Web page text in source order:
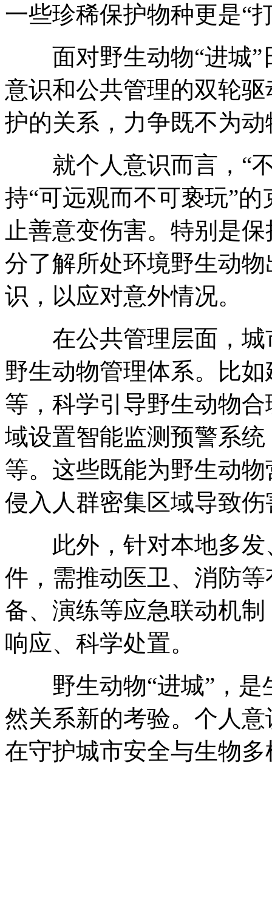
一些珍稀保护物种更是
面对野生动物“进城”
意识和公共管理的双轮
护的关系，力争既不为
就个人意识而言，“不
持“可远观而不可亵玩”
止善意变伤害。特别是
分了解所处环境野生动
识，以应对意外情况。
在公共管理层面，城
野生动物管理体系。比
等，科学引导野生动物
域设置智能监测预警系
等。这些既能为野生动
侵入人群密集区域导致伤
此外，针对本地多发
件，需推动医卫、消防
备、演练等应急联动机
响应、科学处置。
野生动物“进城”，是
然关系新的考验。个人
在守护城市安全与生物